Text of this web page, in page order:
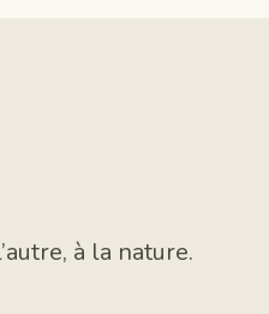
à la nature.